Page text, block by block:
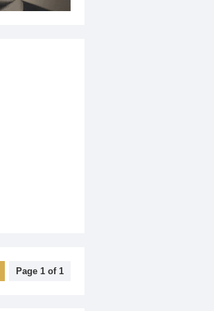
Page 1 of 1